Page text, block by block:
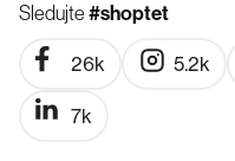
Sledujte#shoptet
26k 5.2k
7k